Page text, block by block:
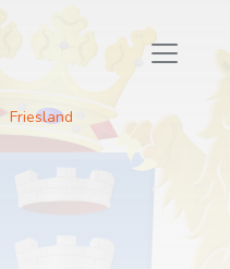
Friesland